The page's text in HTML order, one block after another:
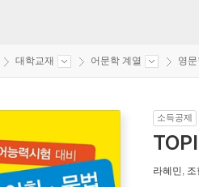
대학교재 어문학 계열 영
소득공제
라혜민 , 조